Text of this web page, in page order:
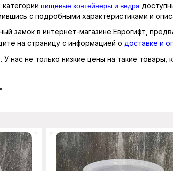
пищевые контейнеры и ведра
с подробными характеристиками и
замок в интернет-магазине Еврогифт,
на страницу с информацией о доставке и
нас не только низкие цены на такие